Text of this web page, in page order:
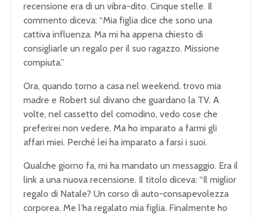
recensione era di un vibra-dito. Cinque stelle. Il
commento diceva: “Mia figlia dice che sono una
cattiva influenza. Ma mi ha appena chiesto di
consigliarle un regalo per il suo ragazzo. Missione
compiuta.”
Ora, quando torno a casa nel weekend, trovo mia
madre e Robert sul divano che guardano la TV. A
volte, nel cassetto del comodino, vedo cose che
preferirei non vedere. Ma ho imparato a farmi gli
affari miei. Perché lei ha imparato a farsi i suoi.
Qualche giorno fa, mi ha mandato un messaggio. Era il
link a una nuova recensione. Il titolo diceva: “Il miglior
regalo di Natale? Un corso di auto-consapevolezza
corporea. Me l’ha regalato mia figlia. Finalmente ho